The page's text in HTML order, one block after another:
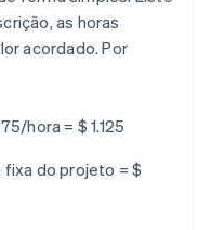
as horas
acordado. Por
hora = $ 1.125
fixa do projeto = $